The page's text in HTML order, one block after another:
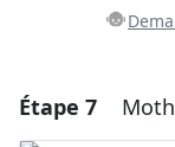
Étape 7